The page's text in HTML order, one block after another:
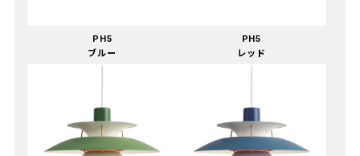
PH5
ブルー
PH5
レッド